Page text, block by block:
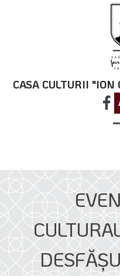
CASA CULTURII